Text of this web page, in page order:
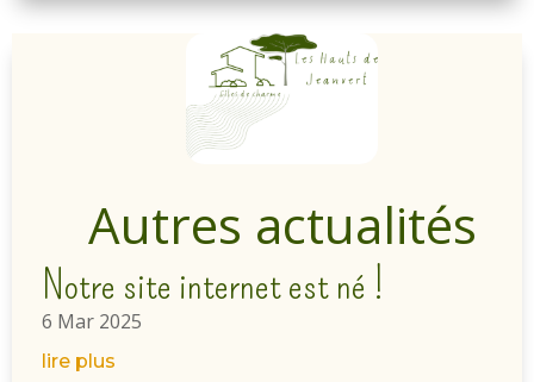
Autres actualités
Notre site internet est né !
6 Mar 2025
lire plus